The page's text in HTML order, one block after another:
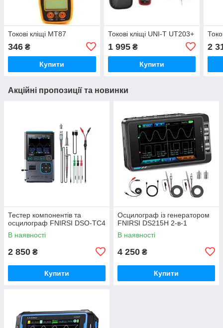
Токові кліщі MT87
346 ₴
Купити
Токові кліщі UNI-T UT203+
1 995₴
Купити
2
Акційні пропозиції та новинки
Тестер компонентів та
осцилограф FNIRSI DSO-TC4
В наявності
2 850 ₴
Купити
Осцилограф із генератором
FNIRSI DS215H 2-в-1
В наявності
4 250 ₴
Купити